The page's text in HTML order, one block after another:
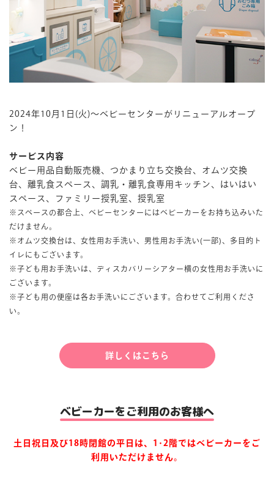
マイページ
2024年10月1日(火)～ベビーセンターがリニューアルオープ
ン！
サービス内容
ベビー用品自動販売機、つかまり立ち交換台、オムツ交換
台、離乳食スペース、調乳・離乳食専用キッチン、はいはい
スペース、ファミリー授乳室、授乳室
※スペースの都合上、ベビーセンターにはベビーカーをお持ち込みいた
だけません。
※オムツ交換台は、女性用お手洗い、男性用お手洗い(一部)、多目的ト
イレにもございます。
※子ども用 お手洗い は、ディスカバリーシアター横の女性用お手洗いに
ございます。
※子ども用の便座は各お手洗い にございます。合わせてご利用くださ
い。
詳しくはこちら
ベビーカーをご利用のお客様へ
土日祝日及び18時閉館の平日は、1･2階ではベビーカーをご
利用いただけません。